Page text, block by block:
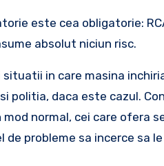
este cea obligatorie:
absolut niciun risc.
situatii in care masina
politia, daca este cazul.
normal, cei care ofera
probleme sa incerce sa